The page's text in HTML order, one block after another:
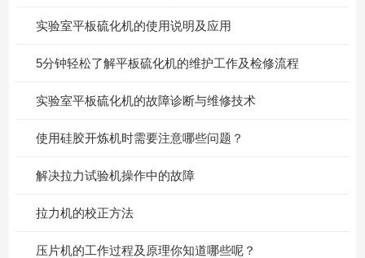
实验室平板硫化机的使用说明及应用
5分钟轻松了解平板硫化机的维护工作及检修流程
实验室平板硫化机的故障诊断与维修技术
使用硅胶开炼机时需要注意哪些问题？
解决拉力试验机操作中的故障
拉力机的校正方法
压片机的工作过程及原理你知道哪些呢？